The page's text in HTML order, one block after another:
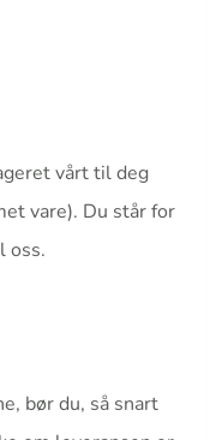
vårt til deg
vare). Du står for
oss.
bør du, så snart